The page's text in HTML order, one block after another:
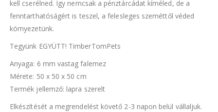
kell cserélned. Így nemcsak a pénztárcádat kíméled, de a
fenntarthatóságért is teszel, a felesleges szeméttől véded
környezetünk.
Tegyünk EGYÜTT! TimberTomPets
Anyaga: 6 mm vastag falemez
Mérete: 50 x 50 x 50 cm
Termék jellemző: lapra szerelt
Elkészítését a megrendelést követő 2-3 napon belül vállaljuk.